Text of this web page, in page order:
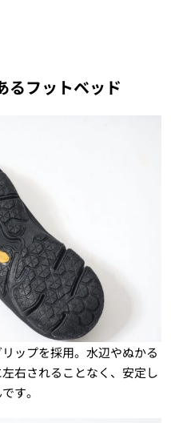
るフットベッド
ップを採用。水辺やぬかる
右されることなく、安定し
す。